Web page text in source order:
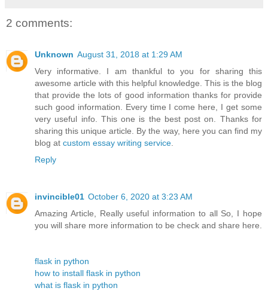
2 comments:
Unknown August 31, 2018 at 1:29 AM
Very informative. I am thankful to you for sharing this
awesome article with this helpful knowledge. This is the blog
that provide the lots of good information thanks for provide
such good information. Every time I come here, I get some
very useful info. This one is the best post on. Thanks for
sharing this unique article. By the way, here you can find my
blog at custom essay writing service
Reply
invincible01 October 6, 2020 at 3:23 AM
Amazing Article, Really useful information to all So, I hope
you will share more information to be check and share here.
flask in python
how to install flask in python
what is flask in python